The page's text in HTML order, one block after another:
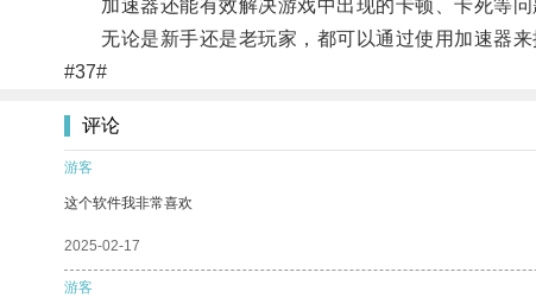
加速器还能有效解决游戏中出现的卡顿、卡死等问
无论是新手还是老玩家，都可以通过使用加速器来
#37#
评论
游客
这个软件我非常喜欢
2025-02-17
游客